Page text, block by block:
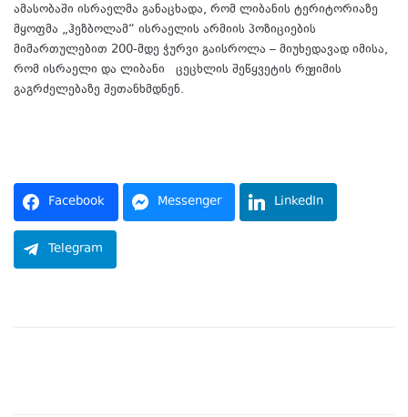
ამასობაში ისრაელმა განაცხადა, რომ ლიბანის ტერიტორიაზე
მყოფმა „ჰეზბოლამ“ ისრაელის არმიის პოზიციების
მიმართულებით 200-მდე ჭურვი გაისროლა – მიუხედავად იმისა,
რომ ისრაელი და ლიბანი ცეცხლის შეწყვეტის რეჟიმის
გაგრძელებაზე შეთანხმდნენ.
Facebook Messenger LinkedIn
Telegram